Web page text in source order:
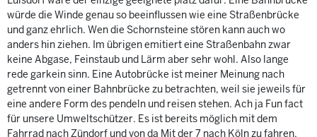
würde die Winde genau so beeinflussen wie eine Straßenbrücke
und ganz ehrlich. Wen die Schornsteine stören kann auch wo
anders hin ziehen. Im übrigen emitiert eine Straßenbahn zwar
keine Abgase, Feinstaub und Lärm aber sehr wohl. Also lange
rede garkein sinn. Eine Autobrücke ist meiner Meinung nach
getrennt von einer Bahnbrücke zu betrachten, weil sie jeweils für
eine andere Form des pendeln und reisen stehen. Ach ja Fun fact
für unsere Umweltschützer. Es ist bereits möglich mit dem
Fahrrad nach Zündorf und von da Mit der 7 nach Köln zu fahren.